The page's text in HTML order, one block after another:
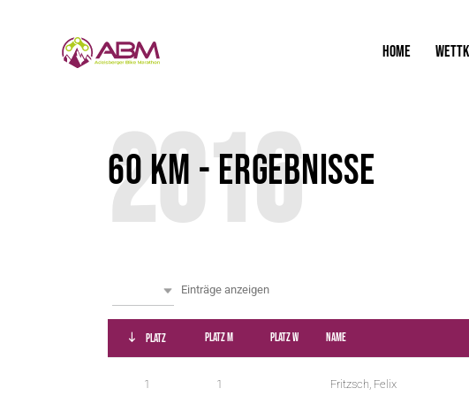
HOME
2016
60 KM - ERGEBNISSE
a
Einträge anzeigen
Platz Platz M Platz W Name
1 1 Fritzsch, Felix